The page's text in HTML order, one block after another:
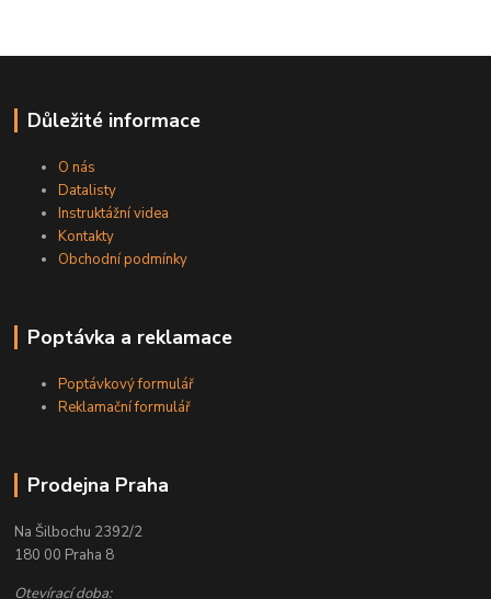
Důležité informace
O nás
Datalisty
Instruktážní videa
Kontakty
Obchodní podmínky
Poptávka a reklamace
Poptávkový formulář
Reklamační formulář
Prodejna Praha
Na Šilbochu 2392/2
180 00 Praha 8
Otevírací doba: